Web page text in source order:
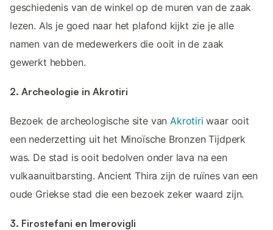
geschiedenis van de winkel op de muren van de zaak
lezen. Als je goed naar het plafond kijkt zie je alle
namen van de medewerkers die ooit in de zaak
gewerkt hebben.
2. Archeologie in Akrotiri
Bezoek de archeologische site vanAkrotiri waar ooit
een nederzetting uit het Minoïsche Bronzen Tijdperk
was. De stad is ooit bedolven onder lava na een
vulkaanuitbarsting. Ancient Thira zijn de ruïnes van een
oude Griekse stad die een bezoek zeker waard zijn.
3. Firostefani en Imerovigli